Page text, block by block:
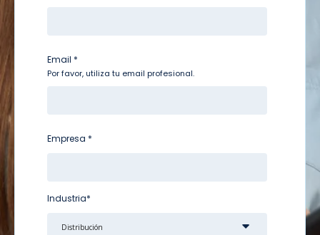
Email *
Por favor, utiliza tu email profesional.
Empresa *
Industria*